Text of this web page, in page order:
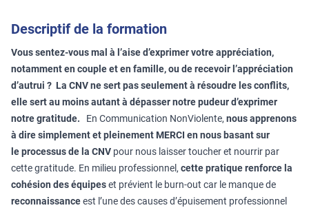
Descriptif de la formation
Vous sentez-vous mal à l’aise d’exprimer votre appréciation,
notamment en couple et en famille, ou de recevoir l’appréciation
d’autrui ? La CNV ne sert pas seulement à résoudre les conflits,
elle sert au moins autant à dépasser notre pudeur d’exprimer
notre gratitude. En Communication NonViolente, nous apprenons
à dire simplement et pleinement MERCI en nous basant sur
leprocessus de la CNV pour nous laisser toucher et nourrir par
cette gratitude. En milieu professionnel, cette pratique renforce la
cohésion des équipeset prévient le burn-out car le manque de
reconnaissanceest l’une des causes d’épuisement professionnel